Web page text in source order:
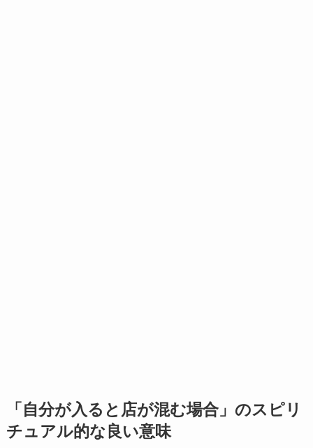
「自分が入ると店が混む場合」のスピリ
チュアル的な良い意味